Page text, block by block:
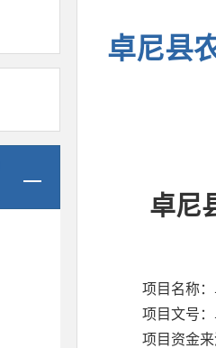
卓尼县
卓尼
项目名称
项目文号
项目资金